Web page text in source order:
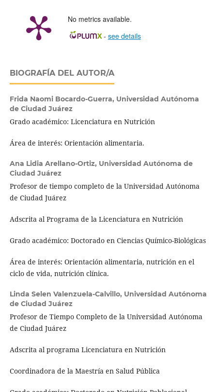
No metrics available.
- see details
BIOGRAFÍA DEL AUTOR/A
Frida Naomi Bocardo-Guerra, Universidad Autónoma
de Ciudad Juárez
Grado académico: Licenciatura en Nutrición
Área de interés: Orientación alimentaria.
Ana Lidia Arellano-Ortiz, Universidad Autónoma de
Ciudad Juárez
Profesor de tiempo completo de la Universidad Autónoma
de Ciudad Juárez
Adscrita al Programa de la Licenciatura en Nutrición
Grado académico: Doctorado en Ciencias Químico-Biológicas
Área de interés: Orientación alimentaria, nutrición en el
ciclo de vida, nutrición clínica.
Linda Selen Valenzuela-Calvillo, Universidad Autónoma
de Ciudad Juárez
Profesor de Tiempo Completo de la Universidad Autónoma
de Ciudad Juárez
Adscrita al programa Licenciatura en Nutrición
Coordinadora de la Maestría en Salud Pública